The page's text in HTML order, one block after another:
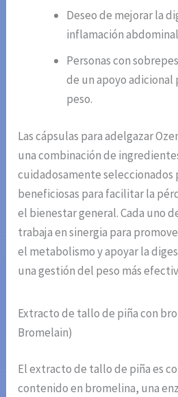
Deseo de mejorar la
inflamación
Personas con
de un apoyo
peso.
Las cápsulas para adelgazar
una combinación de
cuidadosamente seleccionados
beneficiosas para facilitar la
el bienestar general. Cada uno
trabaja en sinergia para
el metabolismo y apoyar la
una gestión del peso más
Extracto de tallo de piña con
Bromelain)
El extracto de tallo de piña es
contenido en bromelina, una